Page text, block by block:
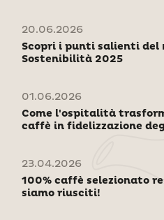
20.06.2026
Scopri i punti salienti del
Sostenibilità 2025
01.06.2026
Come l'ospitalità
caffè in fidelizzazione
23.04.2026
100% caffè selezionato
siamo riusciti!